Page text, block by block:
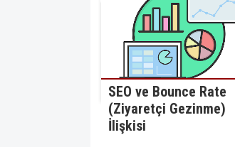
SEO ve Bounce Rate
(Ziyaretçi Gezinme)
İlişkisi